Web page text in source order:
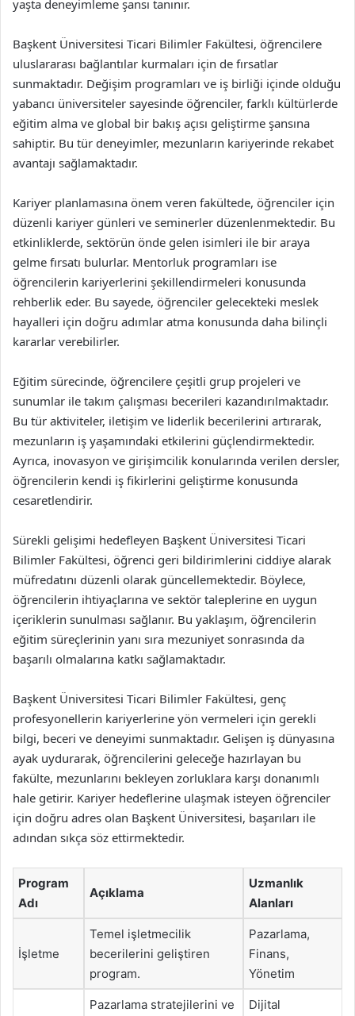
yaşta deneyimleme şansı tanınır.
Başkent Üniversitesi Ticari Bilimler Fakültesi, öğrencilere
uluslararası bağlantılar kurmaları için de fırsatlar
sunmaktadır. Değişim programları ve iş birliği içinde olduğu
yabancı üniversiteler sayesinde öğrenciler, farklı kültürlerde
eğitim alma ve global bir bakış açısı geliştirme şansına
sahiptir. Bu tür deneyimler, mezunların kariyerinde rekabet
avantajı sağlamaktadır.
Kariyer planlamasına önem veren fakültede, öğrenciler için
düzenli kariyer günleri ve seminerler düzenlenmektedir. Bu
etkinliklerde, sektörün önde gelen isimleri ile bir araya
gelme fırsatı bulurlar. Mentorluk programları ise
öğrencilerin kariyerlerini şekillendirmeleri konusunda
rehberlik eder. Bu sayede, öğrenciler gelecekteki meslek
hayalleri için doğru adımlar atma konusunda daha bilinçli
kararlar verebilirler.
Eğitim sürecinde, öğrencilere çeşitli grup projeleri ve
sunumlar ile takım çalışması becerileri kazandırılmaktadır.
Bu tür aktiviteler, iletişim ve liderlik becerilerini artırarak,
mezunların iş yaşamındaki etkilerini güçlendirmektedir.
Ayrıca, inovasyon ve girişimcilik konularında verilen dersler,
öğrencilerin kendi iş fikirlerini geliştirme konusunda
cesaretlendirir.
Sürekli gelişimi hedefleyen Başkent Üniversitesi Ticari
Bilimler Fakültesi, öğrenci geri bildirimlerini ciddiye alarak
müfredatını düzenli olarak güncellemektedir. Böylece,
öğrencilerin ihtiyaçlarına ve sektör taleplerine en uygun
içeriklerin sunulması sağlanır. Bu yaklaşım, öğrencilerin
eğitim süreçlerinin yanı sıra mezuniyet sonrasında da
başarılı olmalarına katkı sağlamaktadır.
Başkent Üniversitesi Ticari Bilimler Fakültesi, genç
profesyonellerin kariyerlerine yön vermeleri için gerekli
bilgi, beceri ve deneyimi sunmaktadır. Gelişen iş dünyasına
ayak uydurarak, öğrencilerini geleceğe hazırlayan bu
fakülte, mezunlarını bekleyen zorluklara karşı donanımlı
hale getirir. Kariyer hedeflerine ulaşmak isteyen öğrenciler
için doğru adres olan Başkent Üniversitesi, başarıları ile
adından sıkça söz ettirmektedir.
Program
Adı
Açıklama
Uzmanlık
Alanları
İşletme
Temel işletmecilik
becerilerini geliştiren
program.
Pazarlama,
Finans,
Yönetim
Pazarlama stratejilerini ve
Dijital